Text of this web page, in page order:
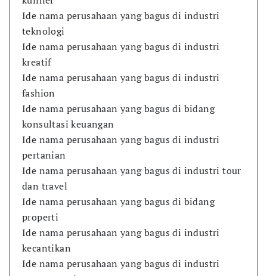
Ide nama perusahaan yang bagus di industri
teknologi
Ide nama perusahaan yang bagus di industri
kreatif
Ide nama perusahaan yang bagus di industri
fashion
Ide nama perusahaan yang bagus di bidang
konsultasi keuangan
Ide nama perusahaan yang bagus di industri
pertanian
Ide nama perusahaan yang bagus di industri tour
dan travel
Ide nama perusahaan yang bagus di bidang
properti
Ide nama perusahaan yang bagus di industri
kecantikan
Ide nama perusahaan yang bagus di industri